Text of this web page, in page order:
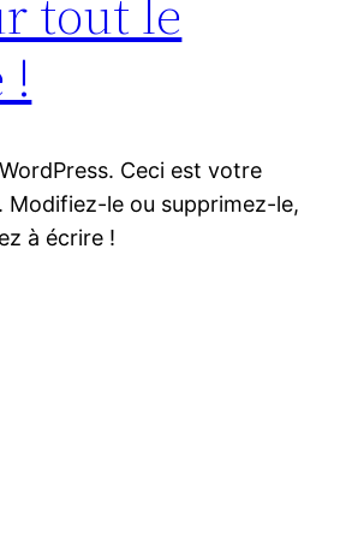
tout le
!
Ceci est votre
Modifiez-le ou supprimez-le,
à écrire !